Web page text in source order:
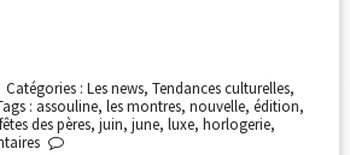
Catégories : Les news, Tendances culturelles,
: assouline,les montres,nouvelle,édition,
fêtes des pères, juin, june, luxe, horlogerie,